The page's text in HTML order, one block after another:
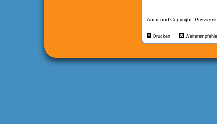
Autor und Copyright:
Drucken